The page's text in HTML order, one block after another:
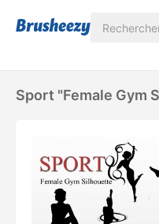
Sport "Female Gym